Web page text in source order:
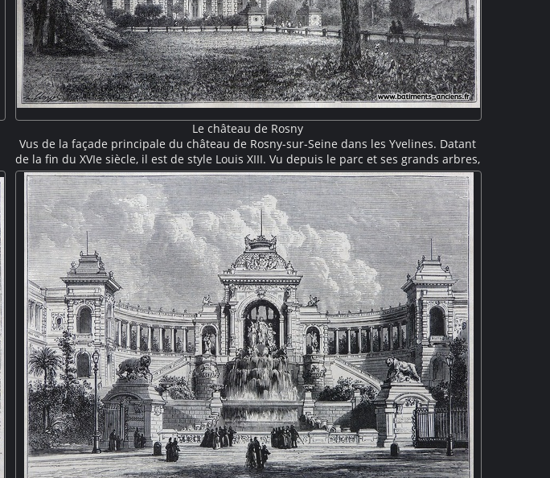
Le château de Rosny
Vus de la façade principale du château de Rosny-sur-Seine dans les Yvelines. Datant
de la fin du XVIe siècle, il est de style Louis XIII. Vu depuis le parc et ses grands arbres,
le château présente deux pavillons latéraux réunis par avant-corps surmonté d'une
terrasse. Ses toits à fortes pentes, ses grandes cheminées et ses bossages sont
caractéristiques.